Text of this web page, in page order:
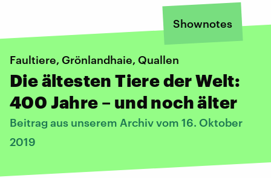
Shownotes
Faultiere, Grönlandhaie, Quallen
Die ältesten Tiere der Welt:
400 Jahre – und noch älter
Beitrag aus unserem Archiv vom 16. Oktober
2019